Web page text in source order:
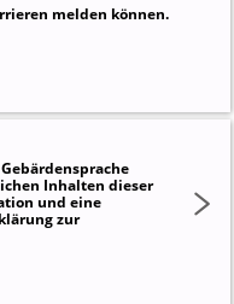
melden können.
Inhalten dieser
und eine
zur